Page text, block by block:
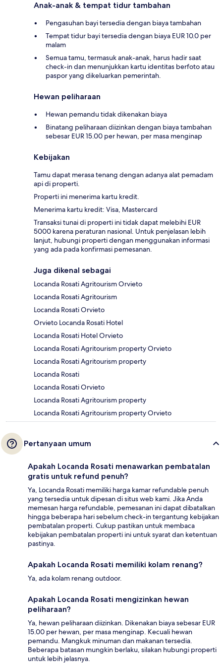
Anak-anak & tempat tidur tambahan
Pengasuhan bayi tersedia dengan biaya tambahan
Tempat tidur bayi tersedia dengan biaya EUR 10.0 per
malam
Semua tamu, termasuk anak-anak, harus hadir saat
check-in dan menunjukkan kartu identitas berfoto atau
paspor yang dikeluarkan pemerintah.
Hewan peliharaan
Hewan pemandu tidak dikenakan biaya
Binatang peliharaan diizinkan dengan biaya tambahan
sebesar EUR 15.00 per hewan, per masa menginap
Kebijakan
Tamu dapat merasa tenang dengan adanya alat pemadam
api di properti.
Properti ini menerima kartu kredit.
Menerima kartu kredit: Visa, Mastercard
Transaksi tunai di properti ini tidak dapat melebihi EUR
5000 karena peraturan nasional. Untuk penjelasan lebih
lanjut, hubungi properti dengan menggunakan informasi
yang ada pada konfirmasi pemesanan.
Juga dikenal sebagai
Locanda Rosati Agritourism Orvieto
Locanda Rosati Agritourism
Locanda Rosati Orvieto
Orvieto Locanda Rosati Hotel
Locanda Rosati Hotel Orvieto
Locanda Rosati Agritourism property Orvieto
Locanda Rosati Agritourism property
Locanda Rosati
Locanda Rosati Orvieto
Locanda Rosati Agritourism property
Locanda Rosati Agritourism property Orvieto
Pertanyaan umum
Apakah Locanda Rosati menawarkan pembatalan
gratis untuk refund penuh?
Ya, Locanda Rosati memiliki harga kamar refundable penuh
yang tersedia untuk dipesan di situs web kami. Jika Anda
memesan harga refundable, pemesanan ini dapat dibatalkan
hingga beberapa hari sebelum check-in tergantung kebijakan
pembatalan properti. Cukup pastikan untuk membaca
kebijakan pembatalan properti ini untuk syarat dan ketentuan
pastinya.
Apakah Locanda Rosati memiliki kolam renang?
Ya, ada kolam renang outdoor.
Apakah Locanda Rosati mengizinkan hewan
peliharaan?
Ya, hewan peliharaan diizinkan. Dikenakan biaya sebesar EUR
15.00 per hewan, per masa menginap. Kecuali hewan
pemandu. Mangkuk minuman dan makanan tersedia.
Beberapa batasan mungkin berlaku, silakan hubungi properti
untuk lebih jelasnya.